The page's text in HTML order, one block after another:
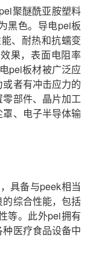
聚醚酰亚胺塑料
黑色。导电pei板
、耐热和抗蠕变
果，表面电阻率
pei板材被广泛应
者有冲击应力的
部件、晶片加工
、电子半导体输
具备与peek相当
综合性能，包括
等。此外pei拥有
医疗食品设备中